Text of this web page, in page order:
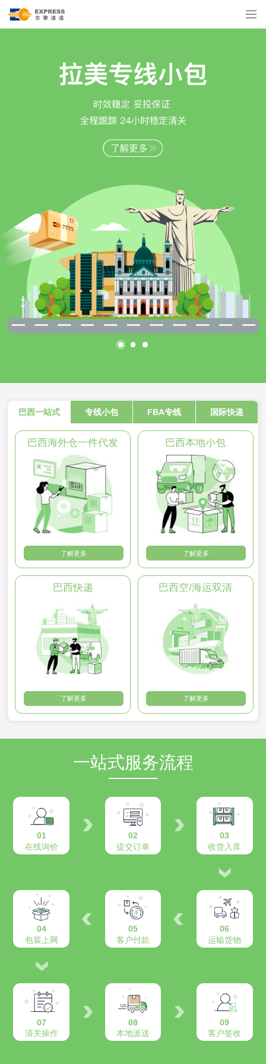
巴西一站式 专线小包 FBA专线 国际快递
巴西海外仓一件代发
了解更多
巴西本地小包
了解更多
巴西快递
了解更多
巴西空/海运双清
了解更多
一站式服务流程
01
在线询价
02
提交订单
03
收货入库
04
包装上网
05
客户付款
06
运输货物
07
清关操作
08
本地派送
09
客户签收